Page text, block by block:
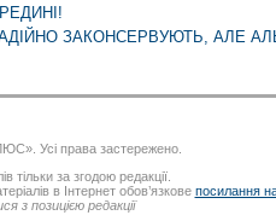
ЗАКОНСЕРВУЮТЬ, АЛЕ
Усі права застережено.
тільки за згодою редакції.
в Інтернет обов’язкове посилання
з позицією редакції